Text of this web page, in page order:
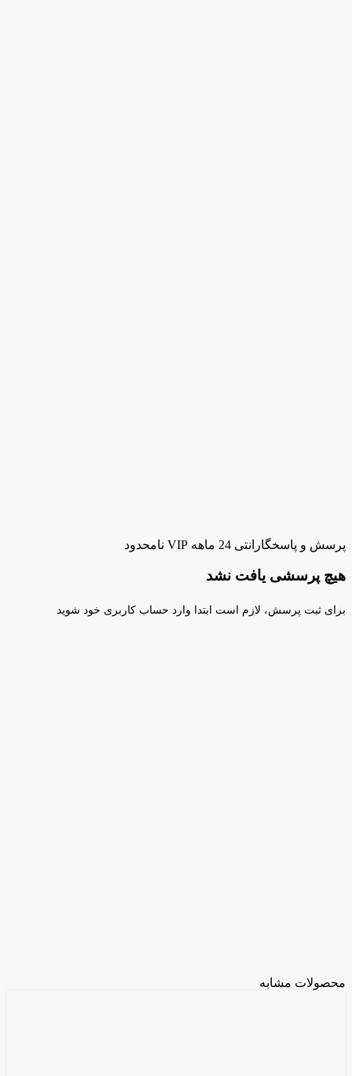
پرسش و پاسخگارانتی 24 ماهه VIP نامحدود
هیچ پرسشی یافت نشد
برای ثبت پرسش، لازم است ابتدا وارد حساب کاربری خود شوید
محصولات مشابه